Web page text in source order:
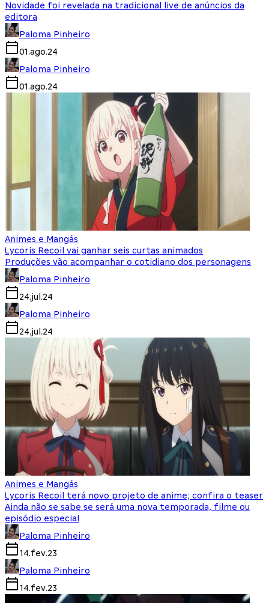
Novidade foi revelada na tradicional live de anúncios da
editora
Paloma Pinheiro
01.ago.24
Paloma Pinheiro
01.ago.24
Animes e Mangás
Lycoris Recoil vai ganhar seis curtas animados
Produções vão acompanhar o cotidiano dos personagens
Paloma Pinheiro
24.jul.24
Paloma Pinheiro
24.jul.24
Animes e Mangás
Lycoris Recoil terá novo projeto de anime; confira o teaser
Ainda não se sabe se será uma nova temporada, filme ou
episódio especial
Paloma Pinheiro
14.fev.23
Paloma Pinheiro
14.fev.23